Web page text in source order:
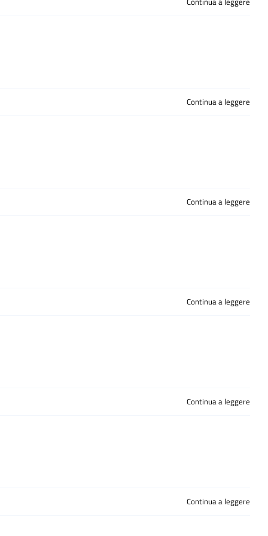
Continua a leggere
Continua a leggere
Continua a leggere
Continua a leggere
Continua a leggere